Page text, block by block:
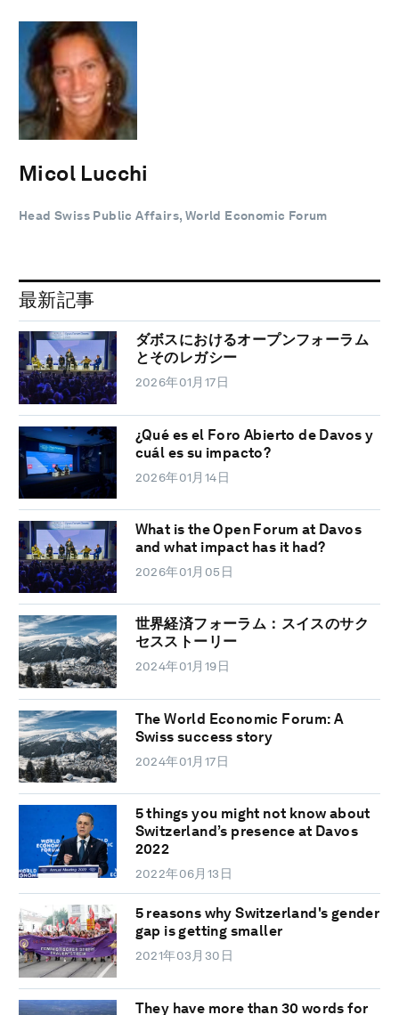
Micol Lucchi
Head Swiss Public Affairs, World Economic Forum
最新記事
ダボスにおけるオープンフォーラム
とそのレガシー
2026年01月17日
¿Qué es el Foro Abierto de Davos y
cuál es su impacto?
2026年01月14日
What is the Open Forum at Davos
and what impact has it had?
2026年01月05日
世界経済フォーラム：スイスのサク
セスストーリー
2024年01月19日
The World Economic Forum: A
Swiss success story
2024年01月17日
5 things you might not know about
Switzerland’s presence at Davos
2022
2022年06月13日
5 reasons why Switzerland's gender
gap is getting smaller
2021年03月30日
They have more than 30 words for